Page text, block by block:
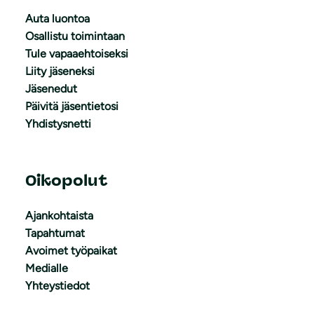
Auta luontoa
Osallistu toimintaan
Tule vapaaehtoiseksi
Liity jäseneksi
Jäsenedut
Päivitä jäsentietosi
Yhdistysnetti
Oikopolut
Ajankohtaista
Tapahtumat
Avoimet työpaikat
Medialle
Yhteystiedot